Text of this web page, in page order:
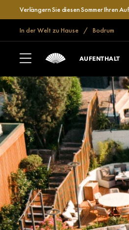
Verlängern Sie diesen Sommer Ihren
In der Welt zu Hause Bodrum
AUFENTHALT